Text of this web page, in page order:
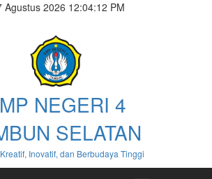
Agustus 2026 12:04:13 PM
NEGERI 4
SELATAN
Inovatif, dan Berbudaya Tinggi